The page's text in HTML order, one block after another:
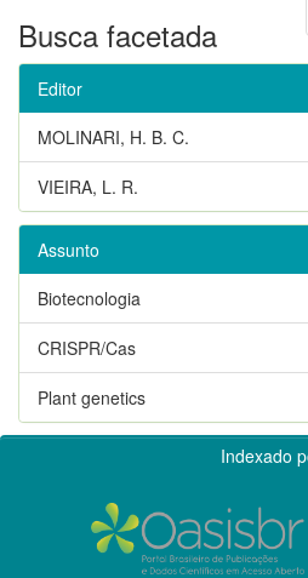
Busca facetada
Editor
MOLINARI, H. B. C.
VIEIRA, L. R.
Assunto
Biotecnologia
CRISPR/Cas
Plant genetics
Indexado